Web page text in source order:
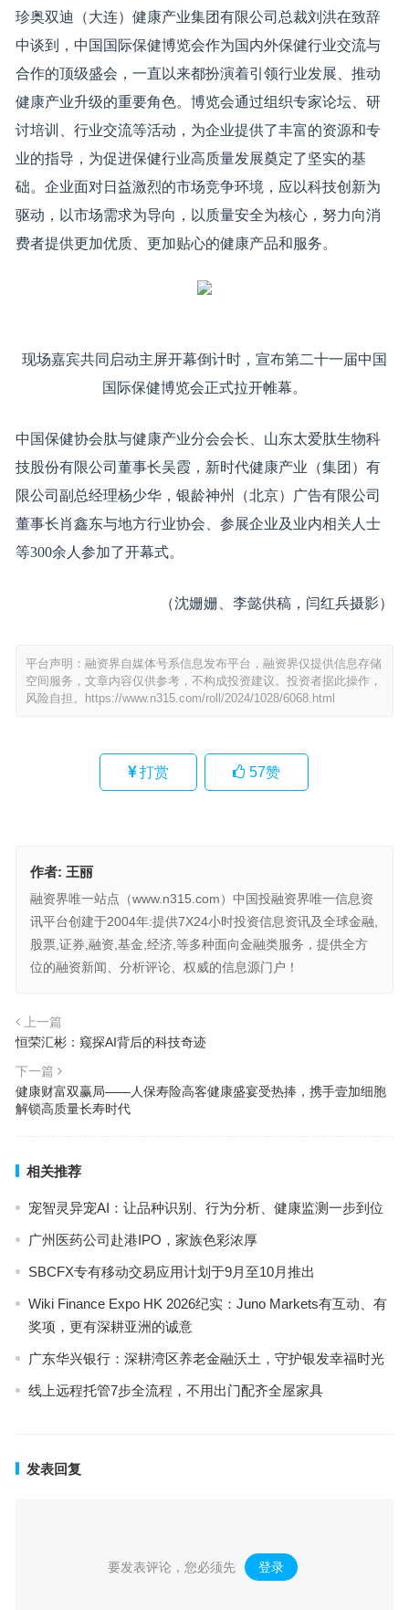
珍奥双迪（大连）健康产业集团有限公司总裁刘洪在致辞
中谈到，中国国际保健博览会作为国内外保健行业交流与
合作的顶级盛会，一直以来都扮演着引领行业发展、推动
健康产业升级的重要角色。博览会通过组织专家论坛、研
讨培训、行业交流等活动，为企业提供了丰富的资源和专
业的指导，为促进保健行业高质量发展奠定了坚实的基
础。企业面对日益激烈的市场竞争环境，应以科技创新为
驱动，以市场需求为导向，以质量安全为核心，努力向消
费者提供更加优质、更加贴心的健康产品和服务。
现场嘉宾共同启动主屏开幕倒计时，宣布第二十一届中国
国际保健博览会正式拉开帷幕。
中国保健协会肽与健康产业分会会长、山东太爱肽生物科
技股份有限公司董事长吴霞，新时代健康产业（集团）有
限公司副总经理杨少华，银龄神州（北京）广告有限公司
董事长肖鑫东与地方行业协会、参展企业及业内相关人士
等300余人参加了开幕式。
（沈姗姗、李懿供稿，闫红兵摄影）
平台声明：融资界自媒体号系信息发布平台，融资界仅提供信息存储
空间服务，文章内容仅供参考，不构成投资建议。投资者据此操作，
风险自担。
https://www.n315.com/roll/2024/1028/6068.html
打赏 57赞
作者: 王丽
融资界唯一站点（www.n315.com）中国投融资界唯一信息资
讯平台创建于2004年:提供7X24小时投资信息资讯及全球金融,
股票,证券,融资,基金,经济,等多种面向金融类服务，提供全方
位的融资新闻、分析评论、权威的信息源门户！
上一篇
恒荣汇彬：窥探AI背后的科技奇迹
下一篇
健康财富双赢局——人保寿险高客健康盛宴受热捧，携手壹加细胞
解锁高质量长寿时代
相关推荐
宠智灵异宠AI：让品种识别、行为分析、健康监测一步到位
广州医药公司赴港IPO，家族色彩浓厚
SBCFX专有移动交易应用计划于9月至10月推出
Wiki Finance Expo HK 2026纪实：Juno Markets有互动、有
奖项，更有深耕亚洲的诚意
广东华兴银行：深耕湾区养老金融沃土，守护银发幸福时光
线上远程托管7步全流程，不用出门配齐全屋家具
发表回复
要发表评论，您必须先 登录 。